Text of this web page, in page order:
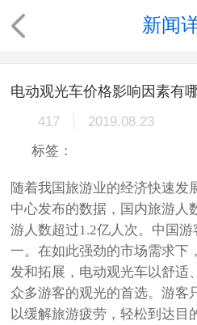
新闻
电动观光车价格影响因素有
417
2019.08.23
标签：
随着我国旅游业的经济快速发
中心发布的数据，国内旅游人
游人数超过1.2亿人次。中国
一。在如此强劲的市场需求下
发和拓展，电动观光车以舒适
众多游客的观光的首选。游客
以缓解旅游疲劳，轻松到达目